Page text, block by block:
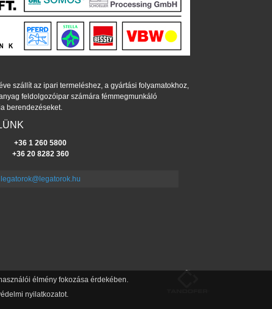
szállít az ipari termeléshez, a gyártási folyamatokhoz,
feldolgozóipar számára fémmegmunkáló
berendezéseket.
+36 1 260 5800
+36 20 8282 360
legatorok@legatorok.hu
élmény fokozása érdekében.
nyilatkozatot.